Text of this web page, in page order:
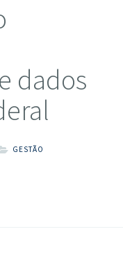
dados
GESTÃO